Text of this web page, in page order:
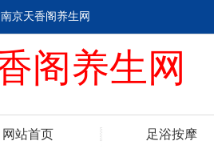
京天香阁养生网
阁养生网
网站首页 足浴按摩